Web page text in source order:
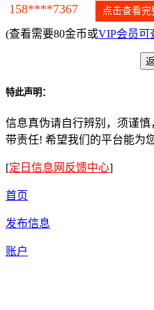
158****7367 点击查看完
(查看需要80金币或VIP会员可
特此声明：
信息真伪请自行辨别，须谨
带责任! 希望我们的平台能为
[定日信息网反馈中心]
首页
发布信息
账户